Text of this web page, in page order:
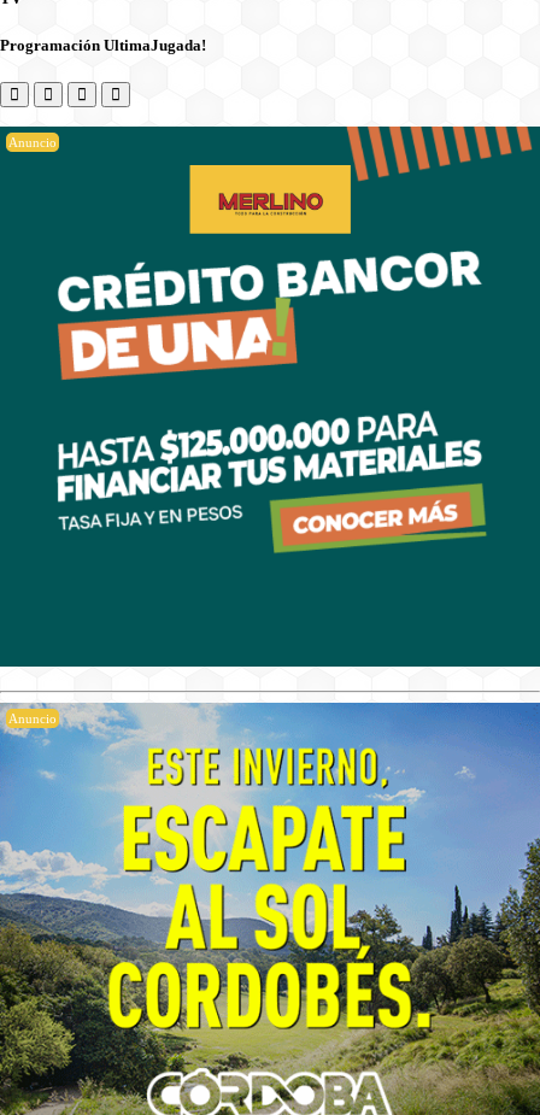
Programación UltimaJugada!
Anuncio
Anuncio